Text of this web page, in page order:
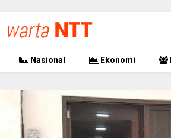
Nasional Ekonomi